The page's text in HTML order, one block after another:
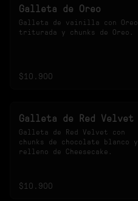
Galleta de Oreo
Galleta de vainilla con Oreo
triturada y chunks de Oreo.
$10.900
Galleta de Red Velvet
Galleta de Red Velvet con
chunks de chocolate blanco y
relleno de Cheesecake.
$10.900